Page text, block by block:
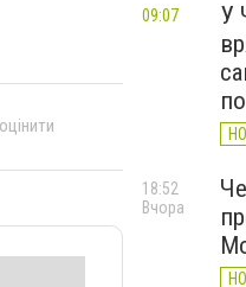
У
09:07
18:52
Вчора